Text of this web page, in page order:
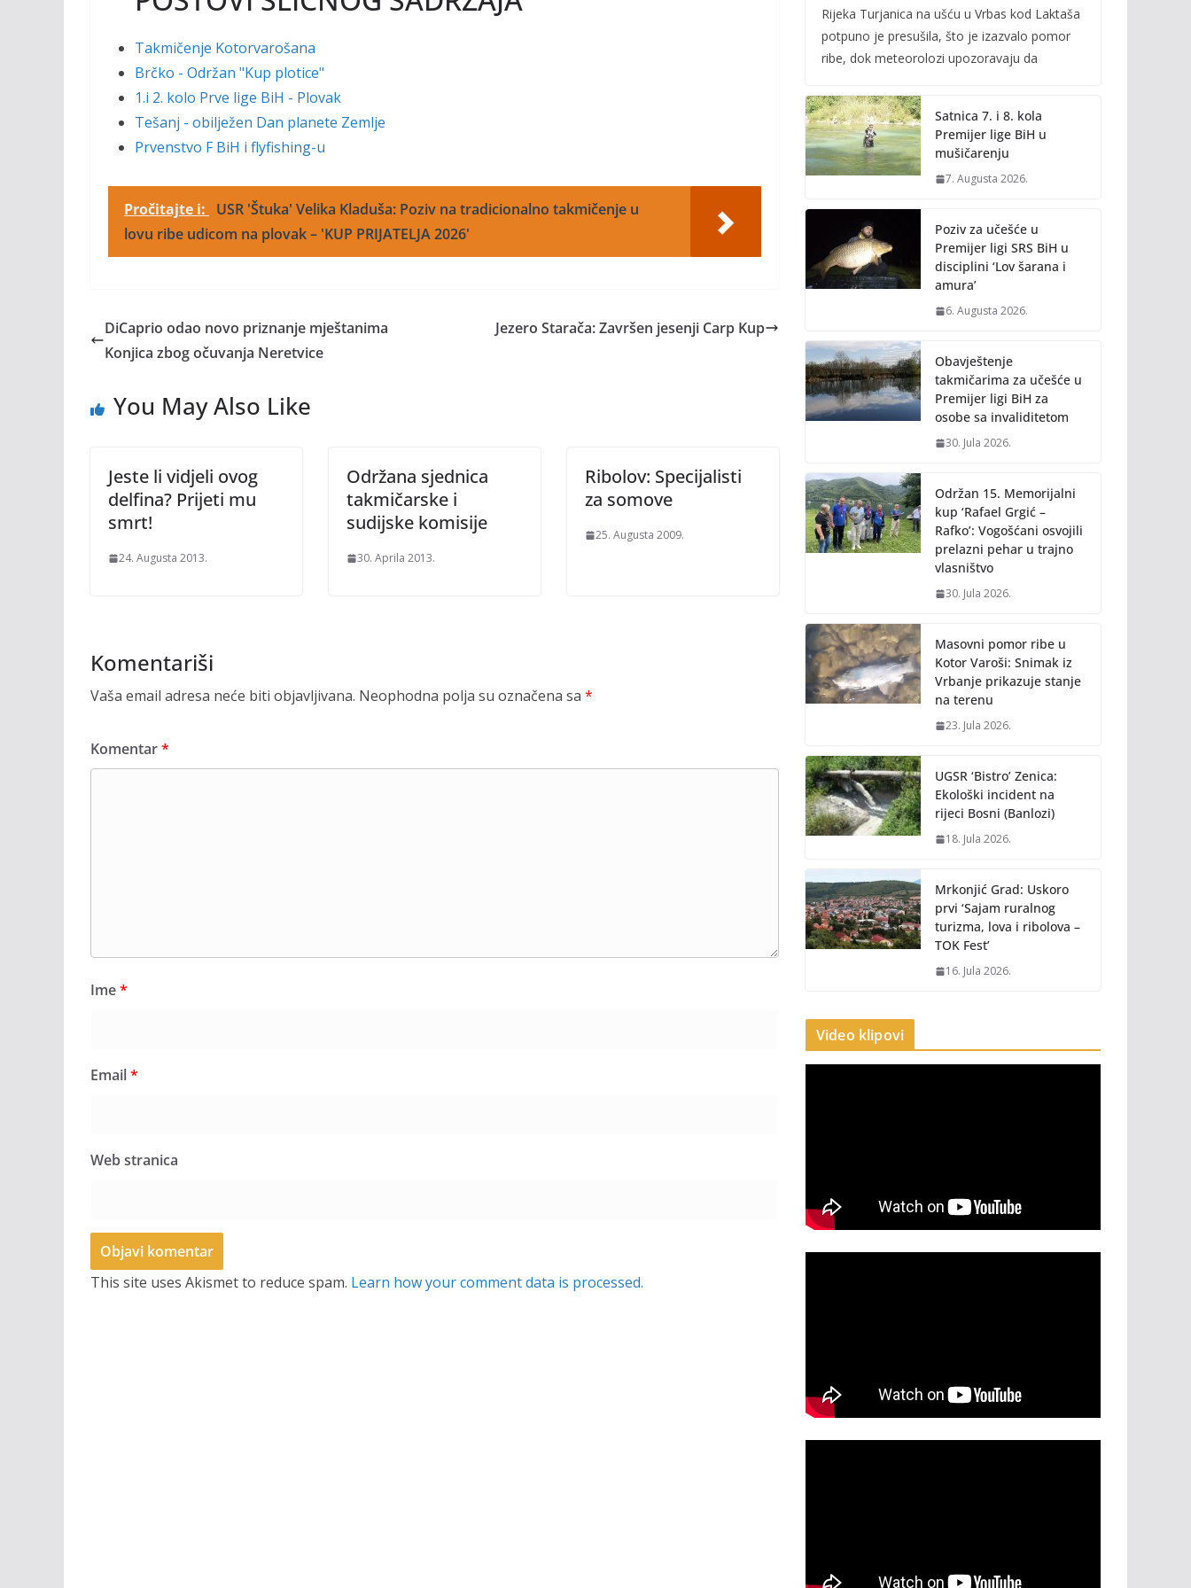
Takmičenje Kotorvarošana
Brčko - Održan "Kup plotice"
1.i 2. kolo Prve lige BiH - Plovak
Tešanj - obilježen Dan planete Zemlje
Prvenstvo F BiH i flyfishing-u
Pročitajte i:
USR 'Štuka' Velika Kladuša: Poziv na tradicionalno takmičenje u
lovu ribe udicom na plovak – 'KUP PRIJATELJA 2026'
DiCaprio odao novo priznanje mještanima
Konjica zbog očuvanja Neretvice
Jezero Starača: Završen jesenji Carp Kup
You May Also Like
Jeste li vidjeli ovog
delfina? Prijeti mu
smrt!
24. Augusta 2013.
Održana sjednica
takmičarske i
sudijske komisije
30. Aprila 2013.
Ribolov: Specijalisti
za somove
25. Augusta 2009.
Komentariši
Vaša email adresa neće biti objavljivana. Neophodna polja su označena sa *
Komentar*
Ime*
Email*
Web stranica
This site uses Akismet to reduce spam. Learn how your comment data is processed.
e
b
o
k
itt
er
ai
l
p
y
n
k
Rijeka Turjanica na ušću u Vrbas kod Laktaša
potpuno je presušila, što je izazvalo pomor
ribe, dok meteorolozi upozoravaju da
Satnica 7. i 8. kola
Premijer lige BiH u
mušičarenju
7. Augusta 2026.
Poziv za učešće u
Premijer ligi SRS BiH u
disciplini ‘Lov šarana i
amura’
6. Augusta 2026.
Obavještenje
takmičarima za učešće u
Premijer ligi BiH za
osobe sa invaliditetom
30. Jula 2026.
Održan 15. Memorijalni
kup ‘Rafael Grgić –
Rafko’: Vogošćani osvojili
prelazni pehar u trajno
vlasništvo
30. Jula 2026.
Masovni pomor ribe u
Kotor Varoši: Snimak iz
Vrbanje prikazuje stanje
na terenu
23. Jula 2026.
UGSR ‘Bistro’ Zenica:
Ekološki incident na
rijeci Bosni (Banlozi)
18. Jula 2026.
Mrkonjić Grad: Uskoro
prvi ‘Sajam ruralnog
turizma, lova i ribolova –
TOK Fest’
16. Jula 2026.
Video klipovi